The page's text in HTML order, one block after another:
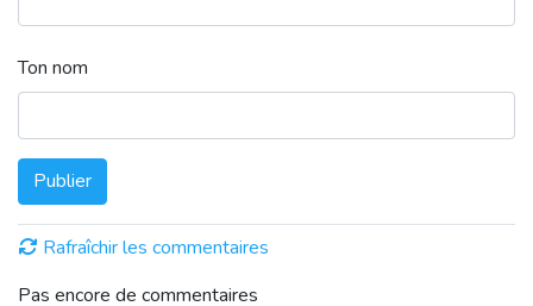
Ton nom
Publier
Rafraîchir les commentaires
Pas encore de commentaires